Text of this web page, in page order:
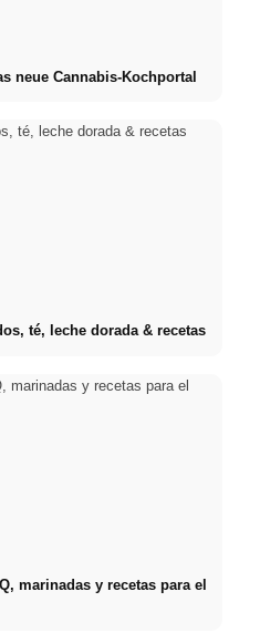
neue Cannabis-Kochportal
té, leche dorada & recetas
marinadas y recetas para el